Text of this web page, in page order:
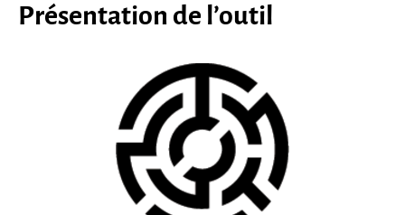
Présentation de l’outil